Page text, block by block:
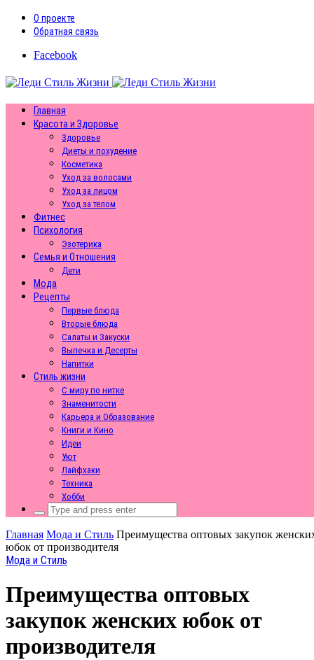
О проекте
Обратная связь
Facebook
Главная
Красота и Здоровье
Здоровье
Диеты и похудение
Косметика
Уход за волосами
Уход за лицом
Уход за телом
Фитнес
Психология
Эзотерика
Семья и Отношения
Дети
Мода
Рецепты
Первые блюда
Вторые блюда
Салаты и Закуски
Выпечка и Десерты
Напитки
Стиль жизни
С миру по нитке
Знаменитости
Карьера и Образование
Книги и Кино
Идеи
Уют
Лайфхаки
Техника
Хобби
Search
for:
Главная Мода и Стиль Преимущества оптовых закупок
юбок от производителя
Мода и Стиль
Преимущества оптовых
закупок женских юбок от
производителя